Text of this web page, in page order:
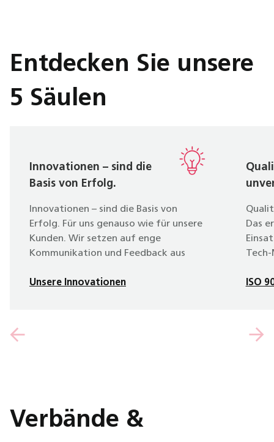
Entdecken Sie unsere
5 Säulen
Innovationen – sind die
Basis von Erfolg.
Innovationen – sind die Basis von
Erfolg. Für uns genauso wie für unsere
Kunden. Wir setzen auf enge
Kommunikation und Feedback aus
entstehen. Davon profitieren wir alle.
Unsere Innovationen
Das
der
ISO
Verbände &